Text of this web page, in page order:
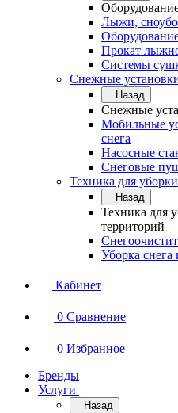
Лыжи,
Прокат
Системы
Снежные
Назад
Снежные
Мобильные
снега
Насосные
Снеговые
Техника для
Назад
Техника для
территорий
Уборка снега
Кабинет
0 Сравнение
0 Избранное
Бренды
Услуги
Назад